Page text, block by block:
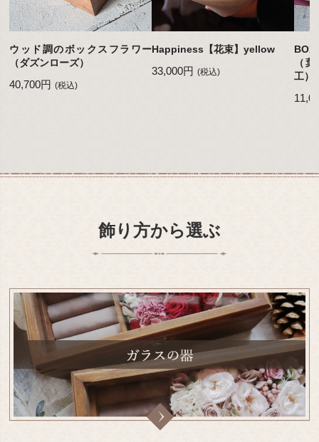
ウッド調のボックスフラワー
（ダズンローズ）
40,700円 (税込)
Happiness【花束】yellow
33,000円 (税込)
（
工）
飾り方から選ぶ